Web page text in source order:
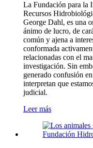
La Fundación para la
Recursos
George Dahl, es una
ánimo de lucro, de
común y ajena a
conformada
relacionadas con el
investigación. Sin
generado confusión
interpretan que
judicial.
Leer más